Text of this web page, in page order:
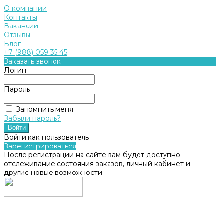
О компании
Контакты
Вакансии
Отзывы
Блог
+7 (988) 059 35 45
Заказать звонок
Логин
Пароль
Запомнить меня
Забыли пароль?
Войти как пользователь
Зарегистрироваться
После регистрации на сайте вам будет доступно
отслеживание состояния заказов, личный кабинет и
другие новые возможности